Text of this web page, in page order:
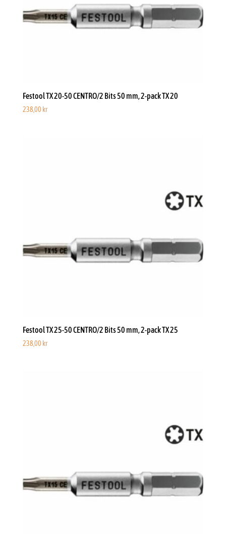
Festool TX 20-50 CENTRO/2 Bits 50 mm, 2-pack TX 20
238,00 kr
Festool TX 25-50 CENTRO/2 Bits 50 mm, 2-pack TX 25
238,00 kr